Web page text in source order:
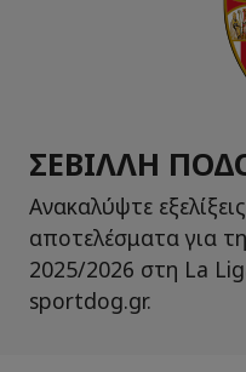
ΣΕΒΊΛΛΗ
Ανακαλύψτε
αποτελέσματα για
2025/2026 στη La
sportdog.gr.